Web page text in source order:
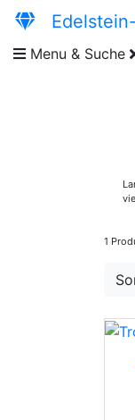
Menu & Suche
1